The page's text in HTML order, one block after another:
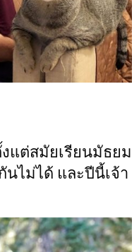
แต่สมัยเรียนมัธยม
ไม่ได้ และปีนี้เจ้า